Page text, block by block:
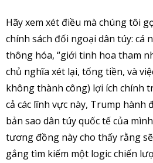
Hãy xem xét điều mà chúng tôi
chính sách đối ngoại dân túy: cá
thông hóa, “giới tinh hoa tham
chủ nghĩa xét lại, tống tiền, và
không thành công) lợi ích chính
cả các lĩnh vực này, Trump hành
bản sao dân túy quốc tế của
tương đồng này cho thấy rằng
gắng tìm kiếm một logic chiến